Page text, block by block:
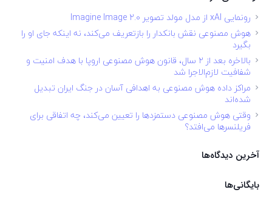
رونمایی xAI از مدل مولد تصویر Imagine Image 2.0
هوش مصنوعی نقش بانکدار را بازتعریف می‌کند، نه اینکه جای او را
بگیرد
بالاخره بعد از ۲ سال، قانون هوش مصنوعی اروپا با هدف امنیت و
شفافیت لازم‌الاجرا شد
مراکز داده هوش مصنوعی به اهدافی آسان در جنگ ایران تبدیل
شده‌اند
وقتی هوش مصنوعی دستمزدها را تعیین می‌کند، چه اتفاقی برای
فریلنسرها می‌افتد؟
آخرین دیدگاه‌ها
بایگانی‌ها